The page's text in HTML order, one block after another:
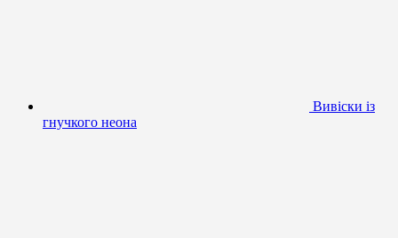
Вивіски із
гнучкого неона